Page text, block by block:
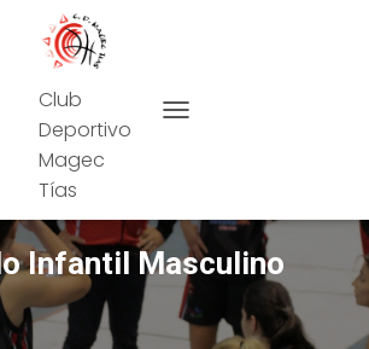
Club
Deportivo
Magec
Tías
Infantil Masculino